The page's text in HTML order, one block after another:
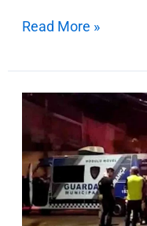
Read More »
Policial
intervém
em
briga
de
casal